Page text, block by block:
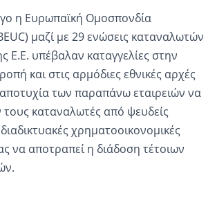
η Ευρωπαϊκή Ομοσπονδία
μαζί με 29 ενώσεις καταναλωτών
Ε.Ε. υπέβαλαν καταγγελίες στην
και στις αρμόδιες εθνικές αρχές
των παραπάνω εταιρειών να
καταναλωτές από ψευδείς
χρηματοοικονομικές
να αποτραπεί η διάδοση τέτοιων